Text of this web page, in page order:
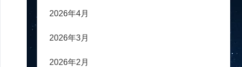
2026年4月
2026年3月
2026年2月